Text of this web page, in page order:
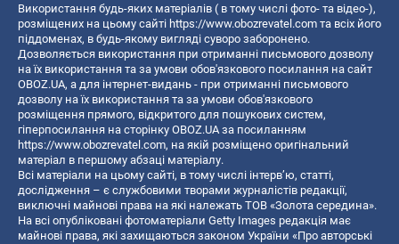
Використання будь-яких матеріалів ( в тому числі фото- та відео-),
розміщених на цьому сайті https://www.obozrevatel.com та всіх його
піддоменах, в будь-якому вигляді суворо заборонено.
Дозволяється використання при отриманні письмового дозволу
на їх використання та за умови обов'язкового посилання на сайт
OBOZ.UA, а для інтернет-видань - при отриманні письмового
дозволу на їх використання та за умови обов'язкового
розміщення прямого, відкритого для пошукових систем,
гіперпосилання на сторінку OBOZ.UA за посиланням
https://www.obozrevatel.com, на якій розміщено оригінальний
матеріал в першому абзаці матеріалу.
Всі матеріали на цьому сайті, в тому числі інтерв’ю, статті,
дослідження – є службовими творами журналістів редакції,
виключні майнові права на які належать ТОВ «Золота середина».
На всі опубліковані фотоматеріали Getty Images редакція має
майнові права, які захищаються законом України «Про авторські